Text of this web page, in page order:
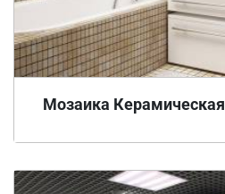
Мозаика Керамическая